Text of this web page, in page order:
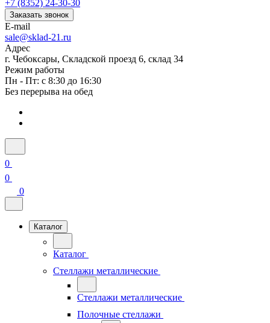
+7 (8352) 24-30-30
Заказать звонок
E-mail
sale@sklad-21.ru
Адрес
г. Чебоксары, Складской проезд 6, склад 34
Режим работы
Пн - Пт: с 8:30 до 16:30
Без перерыва на обед
0
0
0
Каталог
Каталог
Стеллажи металлические
Стеллажи металлические
Полочные стеллажи